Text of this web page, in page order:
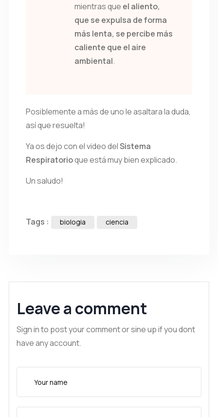
mientras que el aliento,
que se expulsa de forma
más lenta, se percibe más
caliente que el aire
ambiental.
Posiblemente a más de uno le asaltara la duda,
así que resuelta!
Ya os dejo con el video delSistema
Respiratorioque está muy bien explicado.
Un saludo!
Tags : biologia ciencia
Leave a comment
Sign in to post your comment or sine up if you dont
have any account.